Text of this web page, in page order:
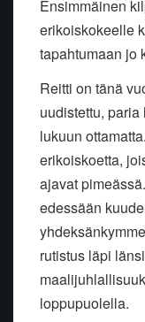
Ensimmäinen
erikoiskokeelle
tapahtumaan jo
Reitti on tänä
uudistettu,
lukuun
erikoiskoetta,
ajavat
edessään
rutistus läpi
loppupuolella.